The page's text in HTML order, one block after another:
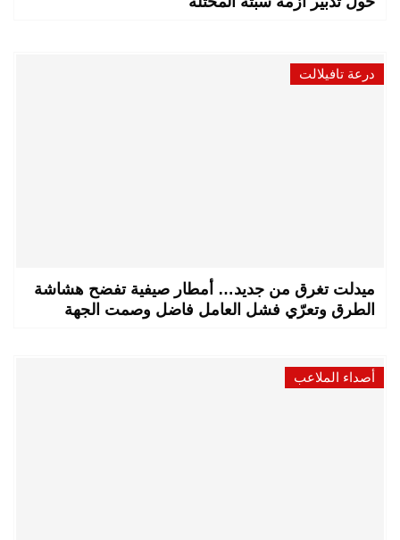
درعة تافيلالت
ميدلت تغرق من جديد… أمطار صيفية تفضح هشاشة
الطرق وتعرّي فشل العامل فاضل وصمت الجهة
أصداء الملاعب